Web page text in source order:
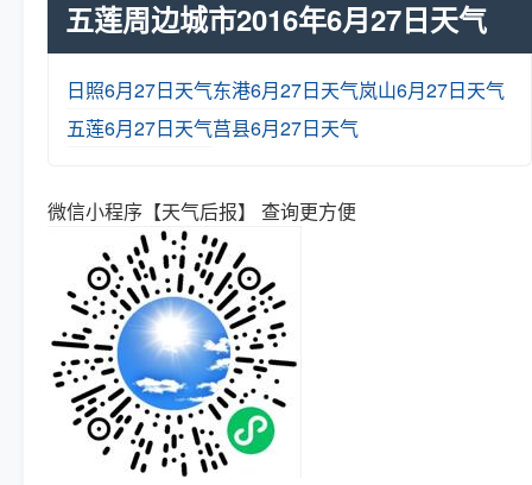
五莲周边城市2016年6月27日天气
日照6月27日天气东港6月27日天气岚山6月27日天气
五莲6月27日天气莒县6月27日天气
微信小程序【天气后报】 查询更方便